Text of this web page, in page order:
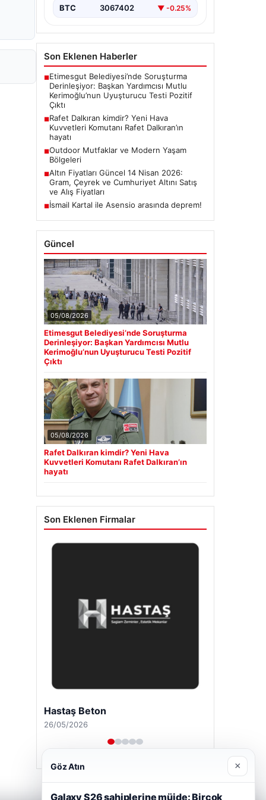
BTC 3067402 ▼ -0.25%
Son Eklenen Haberler
■Etimesgut Belediyesi’nde Soruşturma
Derinleşiyor: Başkan Yardımcısı Mutlu
Kerimoğlu’nun Uyuşturucu Testi Pozitif
Çıktı
■Rafet Dalkıran kimdir? Yeni Hava
Kuvvetleri Komutanı Rafet Dalkıran’ın
hayatı
■Outdoor Mutfaklar ve Modern Yaşam
Bölgeleri
■Altın Fiyatları Güncel 14 Nisan 2026:
Gram, Çeyrek ve Cumhuriyet Altını Satış
ve Alış Fiyatları
■İsmail Kartal ile Asensio arasında deprem!
Güncel
05/08/2026
Etimesgut Belediyesi’nde Soruşturma
Derinleşiyor: Başkan Yardımcısı Mutlu
Kerimoğlu’nun Uyuşturucu Testi Pozitif
Çıktı
05/08/2026
Rafet Dalkıran kimdir? Yeni Hava
Kuvvetleri Komutanı Rafet Dalkıran’ın
hayatı
Son Eklenen Firmalar
Hastaş Beton
26/05/2026
Göz Atın ×
Galaxy S26 sahiplerine müjde: Birçok